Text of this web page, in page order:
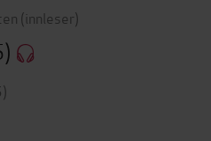
(innleser)